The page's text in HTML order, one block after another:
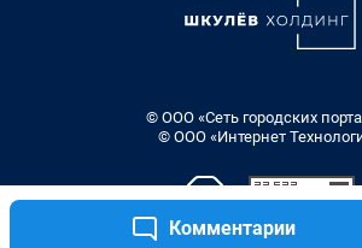
Комментарии
© ООО «Сеть городских
© ООО «Интернет